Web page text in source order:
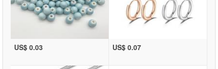
US$ 0.03 US$ 0.07